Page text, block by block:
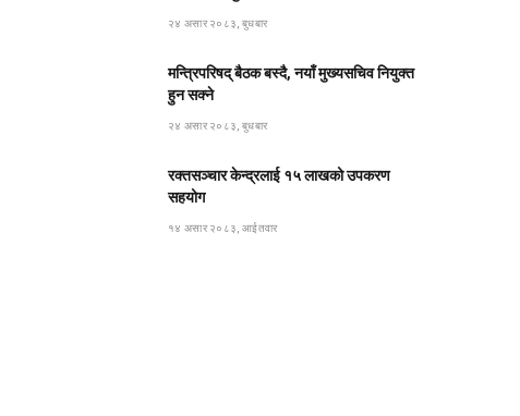
२४ असार २०८३, बुधबार
मन्त्रिपरिषद् बैठक बस्दै, नयाँ मुख्यसचिव नियुक्त
हुन सक्ने
२४ असार २०८३, बुधबार
रक्तसञ्चार केन्द्रलाई १५ लाखको उपकरण
सहयोग
१४ असार २०८३, आईतवार